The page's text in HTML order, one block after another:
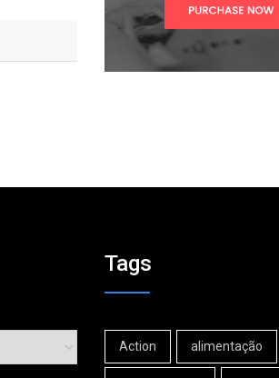
Tags
Action alimentação